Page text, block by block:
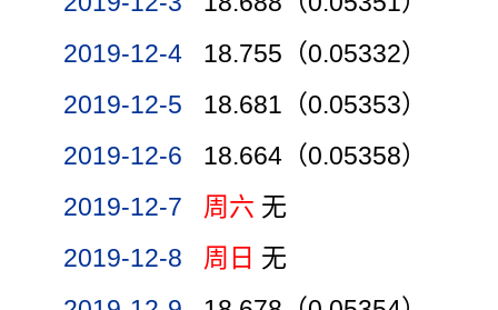
2019-12-4
18.755（0.05332）
2019-12-5
18.681（0.05353）
2019-12-6
18.664（0.05358）
2019-12-7
周六 无
2019-12-8
周日 无